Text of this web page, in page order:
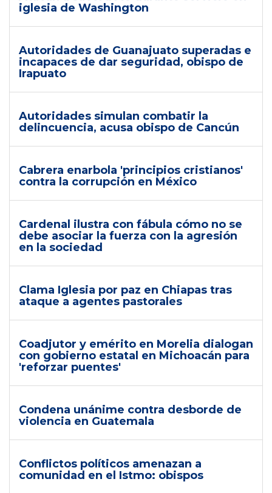
iglesia de Washington
Autoridades de Guanajuato superadas e
incapaces de dar seguridad, obispo de
Irapuato
Autoridades simulan combatir la
delincuencia, acusa obispo de Cancún
Cabrera enarbola 'principios cristianos'
contra la corrupción en México
Cardenal ilustra con fábula cómo no se
debe asociar la fuerza con la agresión
en la sociedad
Clama Iglesia por paz en Chiapas tras
ataque a agentes pastorales
Coadjutor y emérito en Morelia dialogan
con gobierno estatal en Michoacán para
'reforzar puentes'
Condena unánime contra desborde de
violencia en Guatemala
Conflictos políticos amenazan a
comunidad en el Istmo: obispos